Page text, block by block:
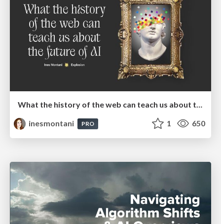
What the history of the web can teach us about the future of AI
inesmontani
PRO 1 650